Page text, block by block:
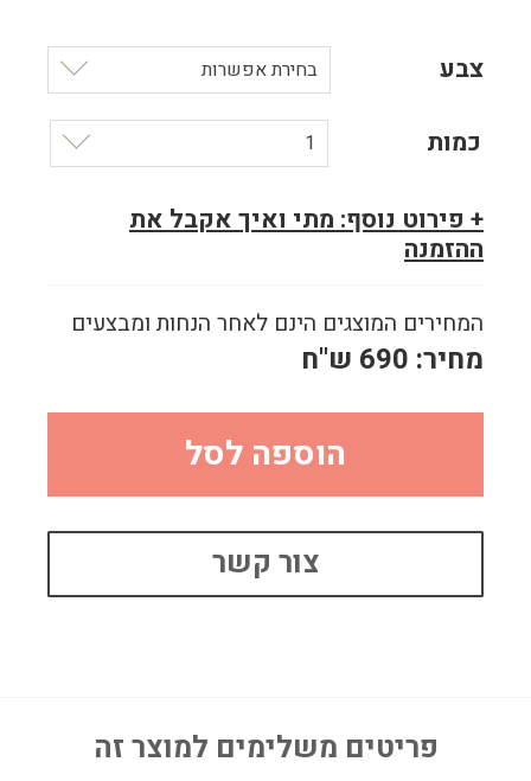
צבע בחירת אפשרות
כמות 1
+ פירוט נוסף: מתי ואיך אקבל את
ההזמנה
המחירים המוצגים הינם לאחר הנחות ומבצעים
מחיר: 690 ש"ח
הוספה לסל
צור קשר
פריטים משלימים למוצר זה